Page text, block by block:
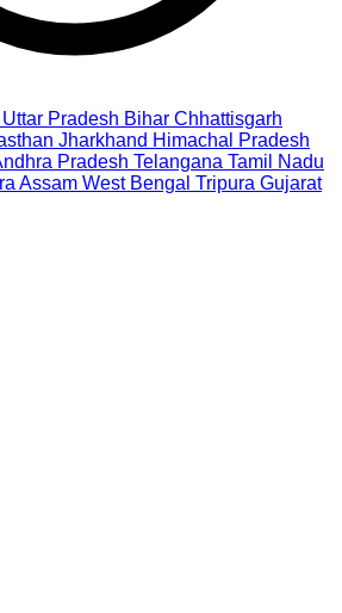
Uttar Pradesh Bihar Chhattisgarh
Jharkhand Himachal Pradesh
Pradesh Telangana Tamil Nadu
Assam West Bengal Tripura Gujarat